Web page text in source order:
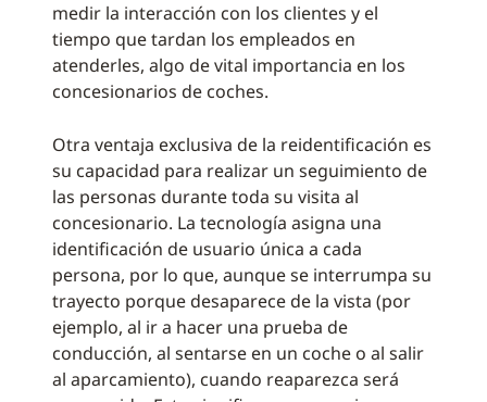
medir la interacción con los clientes y el
tiempo que tardan los empleados en
atenderles, algo de vital importancia en los
concesionarios de coches.
Otra ventaja exclusiva de la reidentificación es
su capacidad para realizar un seguimiento de
las personas durante toda su visita al
concesionario. La tecnología asigna una
identificación de usuario única a cada
persona, por lo que, aunque se interrumpa su
trayecto porque desaparece de la vista (por
ejemplo, al ir a hacer una prueba de
conducción, al sentarse en un coche o al salir
al aparcamiento), cuando reaparezca será